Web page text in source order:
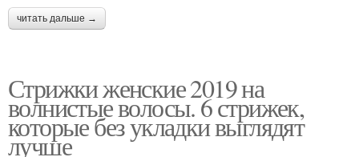
читать дальше →
Стрижки женские 2019 на
волнистые волосы. 6 стрижек,
которые без укладки выглядят
лучше